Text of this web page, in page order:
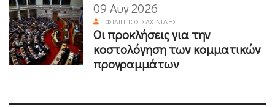
09 Αυγ 2026
ΦΊΛΙΠΠΟΣ ΣΑΧΙΝΊΔΗΣ
Οι προκλήσεις για την
κοστολόγηση των κομματικών
προγραμμάτων